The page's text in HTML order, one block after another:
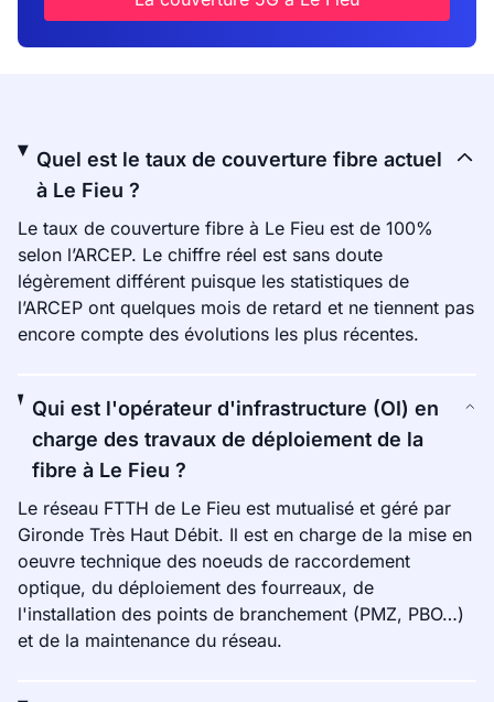
Quel est le taux de couverture fibre actuel
à Le Fieu ?
Le taux de couverture fibre à Le Fieu est de 100%
selon l’ARCEP. Le chiffre réel est sans doute
légèrement différent puisque les statistiques de
l’ARCEP ont quelques mois de retard et ne tiennent pas
encore compte des évolutions les plus récentes.
Qui est l'opérateur d'infrastructure (OI) en
charge des travaux de déploiement de la
fibre à Le Fieu ?
Le réseau FTTH de Le Fieu est mutualisé et géré par
Gironde Très Haut Débit. Il est en charge de la mise en
oeuvre technique des noeuds de raccordement
optique, du déploiement des fourreaux, de
l'installation des points de branchement (PMZ, PBO…)
et de la maintenance du réseau.